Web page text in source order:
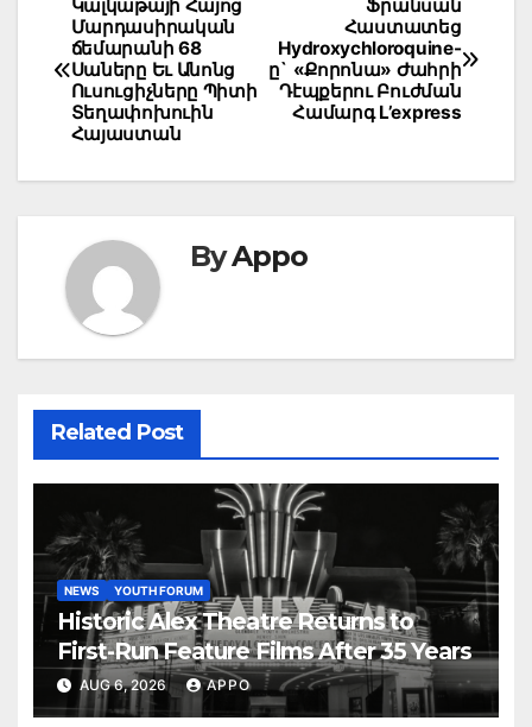
Post
navigation
Ֆրանսան
Հաստատեց
Hydroxychloroquine-
ը` «Քորոնա» Ժահրի
Դէպքերու Բուժման
Համարգ L’express
Կալկաթայի Հայոց
Մարդասիրական
ճեմարանի 68
Սաները Եւ Անոնց
Ուսուցիչները Պիտի
Տեղափոխուին
Հայաստան
ByAppo
Related Post
NEWS YOUTH FORUM
Historic Alex Theatre Returns to
First-Run Feature Films After 35 Years
AUG 6, 2026 APPO